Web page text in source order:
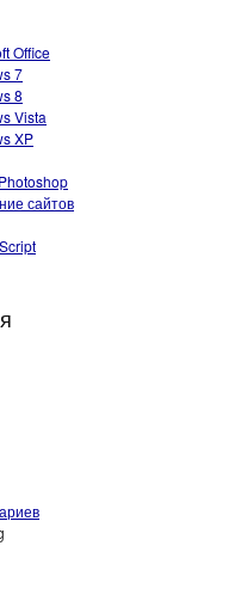
Office
7
8
Vista
XP
сайтов